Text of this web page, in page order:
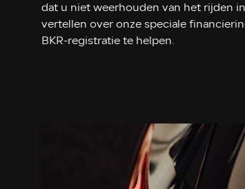
dat u niet weerhouden van het rijden
vertellen over onze speciale
BKR-registratie te helpen.